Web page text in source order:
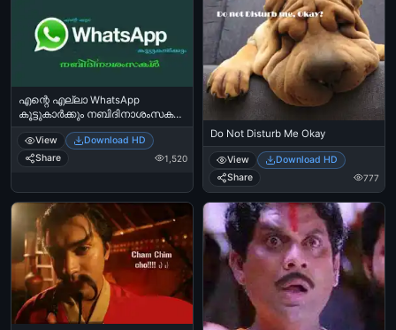
എന്റെ എല്ലാ WhatsApp
കൂട്ടുകാര്‍ക്കും നബിദിനാശംസകള്‍
- Ente Ellaa WhatsApp
koottukaarkkum
Nabidhinashamsakal - Nabi Day
Wishes to Friends
View
Download HD
Share
1,520
Do Not Disturb Me Okay
View
Download HD
Share
777